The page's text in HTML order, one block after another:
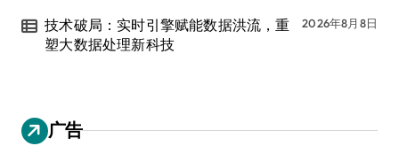
技术破局：实时引擎赋能数据洪流，重
塑大数据处理新科技
2026年8月8日
广告